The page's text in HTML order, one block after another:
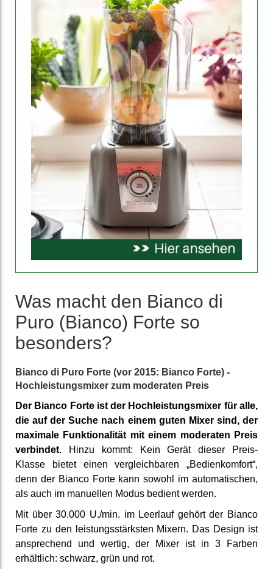
Was macht den Bianco di
Puro (Bianco) Forte so
besonders?
Bianco di Puro Forte (vor 2015: Bianco Forte) -
Hoch­leistungs­mixer zum moderaten Preis
Der Bianco Forte ist der Hoch­leistungs­mixer für alle,
die auf der Suche nach einem guten Mixer sind, der
maximale Funktio­nalität mit einem moderaten Preis
verbindet. Hinzu kommt: Kein Gerät dieser Preis-
Klasse bietet einen ver­gleich­baren „Bedien­komfort“,
denn der Bianco Forte kann sowohl im auto­matischen,
als auch im manuellen Modus bedient werden.
Mit über 30.000 U./min. im Leerlauf gehört der Bianco
Forte zu den leis­tungs­stärksten Mixern. Das Design ist
an­sprechend und wertig, der Mixer ist in 3 Farben
erhält­lich: schwarz, grün und rot.